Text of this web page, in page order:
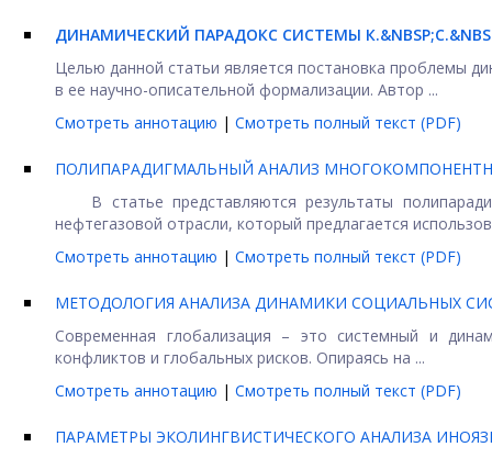
ДИНАМИЧЕСКИЙ ПАРАДОКС СИСТЕМЫ
Целью данной статьи является постановка проблемы
в ее научно-описательной формализации. Автор ...
Смотреть аннотацию | Смотреть полный текст (PDF)
ПОЛИПАРАДИГМАЛЬНЫЙ АНАЛИЗ
В статье представляются результаты
нефтегазовой отрасли, который предлагается
Смотреть аннотацию | Смотреть полный текст (PDF)
МЕТОДОЛОГИЯ АНАЛИЗА ДИНАМИКИ СОЦИАЛЬНЫХ
Современная глобализация – это системный и
конфликтов и глобальных рисков. Опираясь на ...
Смотреть аннотацию | Смотреть полный текст (PDF)
ПАРАМЕТРЫ ЭКОЛИНГВИСТИЧЕСКОГО АНАЛИЗА